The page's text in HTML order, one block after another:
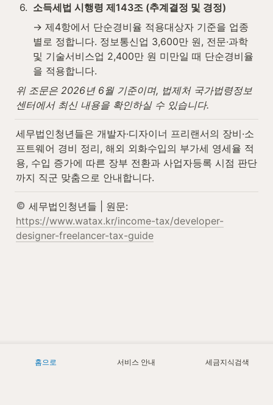
6. 소득세법 시행령 제143조 (추계결정 및 경정)
→ 제4항에서 단순경비율 적용대상자 기준을 업종
별로 정합니다. 정보통신업 3,600만 원, 전문·과학
및 기술서비스업 2,400만 원 미만일 때 단순경비율
을 적용합니다.
위 조문은 2026년 6월 기준이며, 법제처 국가법령정보
센터에서 최신 내용을 확인하실 수 있습니다.
세무법인청년들은 개발자·디자이너 프리랜서의 장비·소
프트웨어 경비 정리, 해외 외화수입의 부가세 영세율 적
용, 수입 증가에 따른 장부 전환과 사업자등록 시점 판단
까지 직군 맞춤으로 안내합니다.
https://www.watax.kr/income-tax/developer-
designer-freelancer-tax-guide
홈으로 서비스 안내 세금지식검색